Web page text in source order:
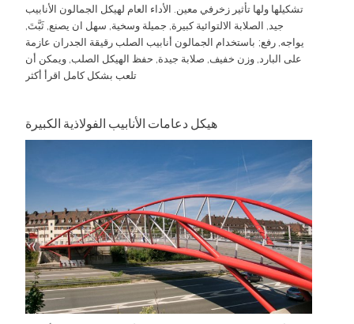
تشكيلها ولها تأثير زخرفي معين. الأداء العام لهيكل الجمالون الأنابيب
جيد, الصلابة الالتوائية كبيرة, جميلة وسخية, سهل ان يصنع, ثَبَّتَ,
يواجه, رفع; باستخدام الجمالون أنابيب الصلب رقيقة الجدران عازمة
على البارد, وزن خفيف, صلابة جيدة, حفظ الهيكل الصلب, ويمكن أن
تلعب بشكل كامل اقرأ أكثر
هيكل دعامات الأنابيب الفولاذية الكبيرة